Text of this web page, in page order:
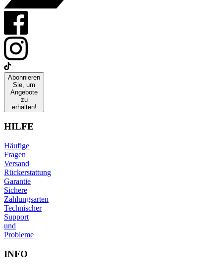
Abonnieren
Sie, um
Angebote
zu
erhalten!
HILFE
Häufige
Fragen
Versand
Rückerstattung
Garantie
Sichere
Zahlungsarten
Technischer
Support
und
Probleme
INFO